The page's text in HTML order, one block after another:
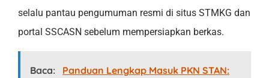
selalu pantau pengumuman resmi di situs STMKG dan
portal SSCASN sebelum mempersiapkan berkas.
Baca:
Panduan Lengkap Masuk PKN STAN: